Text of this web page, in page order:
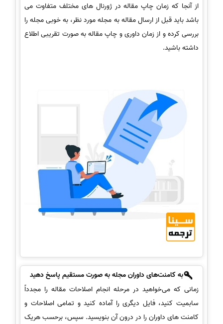
از آنجا که زمان چاپ مقاله در ژورنال های مختلف متفاوت می
باشد باید قبل از ارسال مقاله به مجله مورد نظر، به خوبی مجله را
بررسی کرده و از زمان داوری و چاپ مقاله به صورت تقریبی اطلاع
داشته باشید.
به کامنت‌های داوران مجله به صورت مستقیم پاسخ دهید
زمانی که می‌خواهید در مرحله انجام اصلاحات مقاله را مجدداً
سابمیت کنید، فایل دیگری را آماده کنید و تمامی اصلاحات و
کامنت های داوران را در درون آن بنویسید. سپس، برحسب هریک